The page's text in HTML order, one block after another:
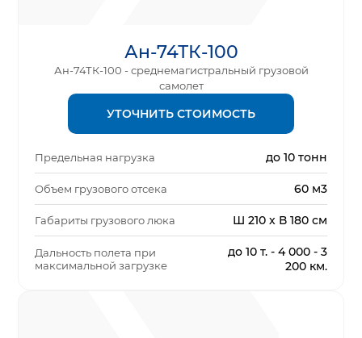
Ан-74ТК-100
Ан-74ТК-100 - среднемагистральный грузовой
самолет
УТОЧНИТЬ СТОИМОСТЬ
Предельная нагрузка до 10 тонн
Объем грузового отсека 60 м3
Габариты грузового люка Ш 210 х В 180 см
Дальность полета при
максимальной загрузке
до 10 т. - 4 000 - 3
200 км.